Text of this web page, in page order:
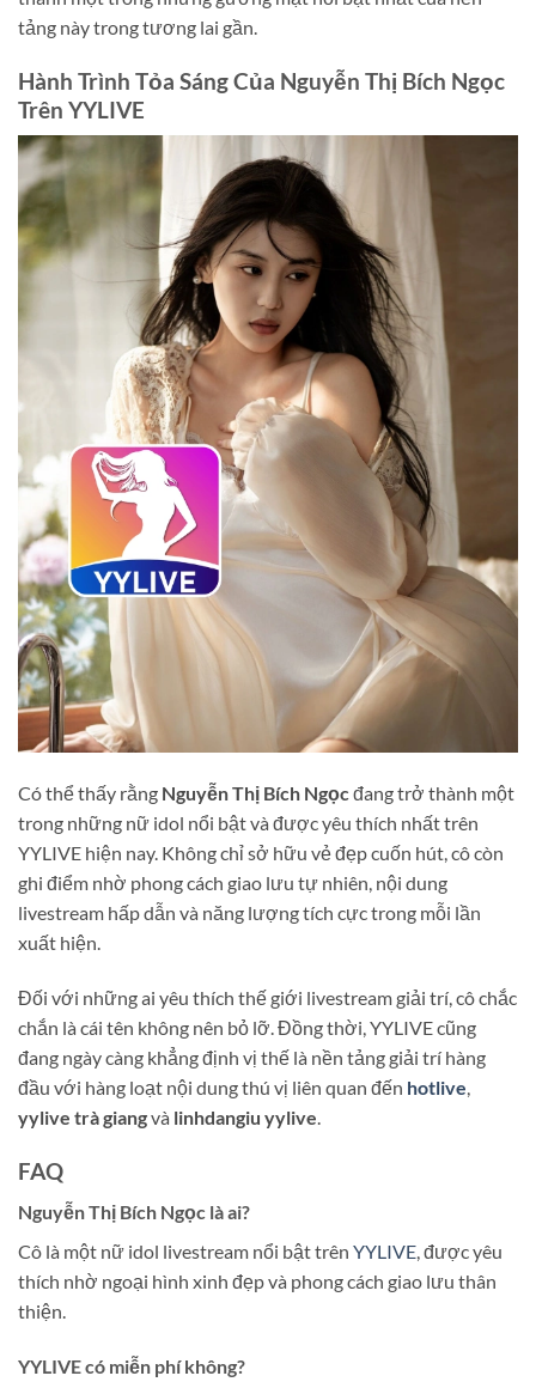
tảng này trong tương lai gần.
Hành Trình Tỏa Sáng Của Nguyễn Thị Bích Ngọc
Trên YYLIVE
Có thể thấy rằng Nguyễn Thị Bích Ngọcđang trở thành một
trong những nữ idol nổi bật và được yêu thích nhất trên
YYLIVE hiện nay. Không chỉ sở hữu vẻ đẹp cuốn hút, cô còn
ghi điểm nhờ phong cách giao lưu tự nhiên, nội dung
livestream hấp dẫn và năng lượng tích cực trong mỗi lần
xuất hiện.
Đối với những ai yêu thích thế giới livestream giải trí, cô chắc
chắn là cái tên không nên bỏ lỡ. Đồng thời, YYLIVE cũng
đang ngày càng khẳng định vị thế là nền tảng giải trí hàng
đầu với hàng loạt nội dung thú vị liên quan đến hotlive,
yylive trà giangvà linhdangiu yylive.
FAQ
Nguyễn Thị Bích Ngọc là ai?
Cô là một nữ idol livestream nổi bật trên YYLIVE, được yêu
thích nhờ ngoại hình xinh đẹp và phong cách giao lưu thân
thiện.
YYLIVE có miễn phí không?